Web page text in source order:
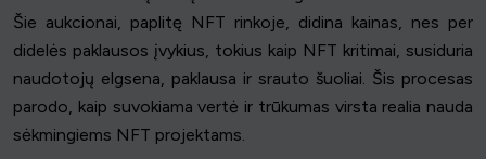
Šie aukcionai, paplitę NFT rinkoje, didina kainas, nes per
didelės paklausos įvykius, tokius kaip NFT kritimai, susiduria
naudotojų elgsena, paklausa ir srauto šuoliai. Šis procesas
parodo, kaip suvokiama vertė ir trūkumas virsta realia nauda
sėkmingiems NFT projektams.